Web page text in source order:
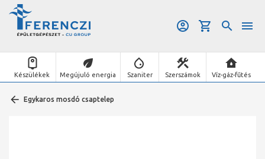
Készülékek Megújuló energia Szaniter Szerszámok Víz-gáz-fűtés
Egykaros mosdó csaptelep